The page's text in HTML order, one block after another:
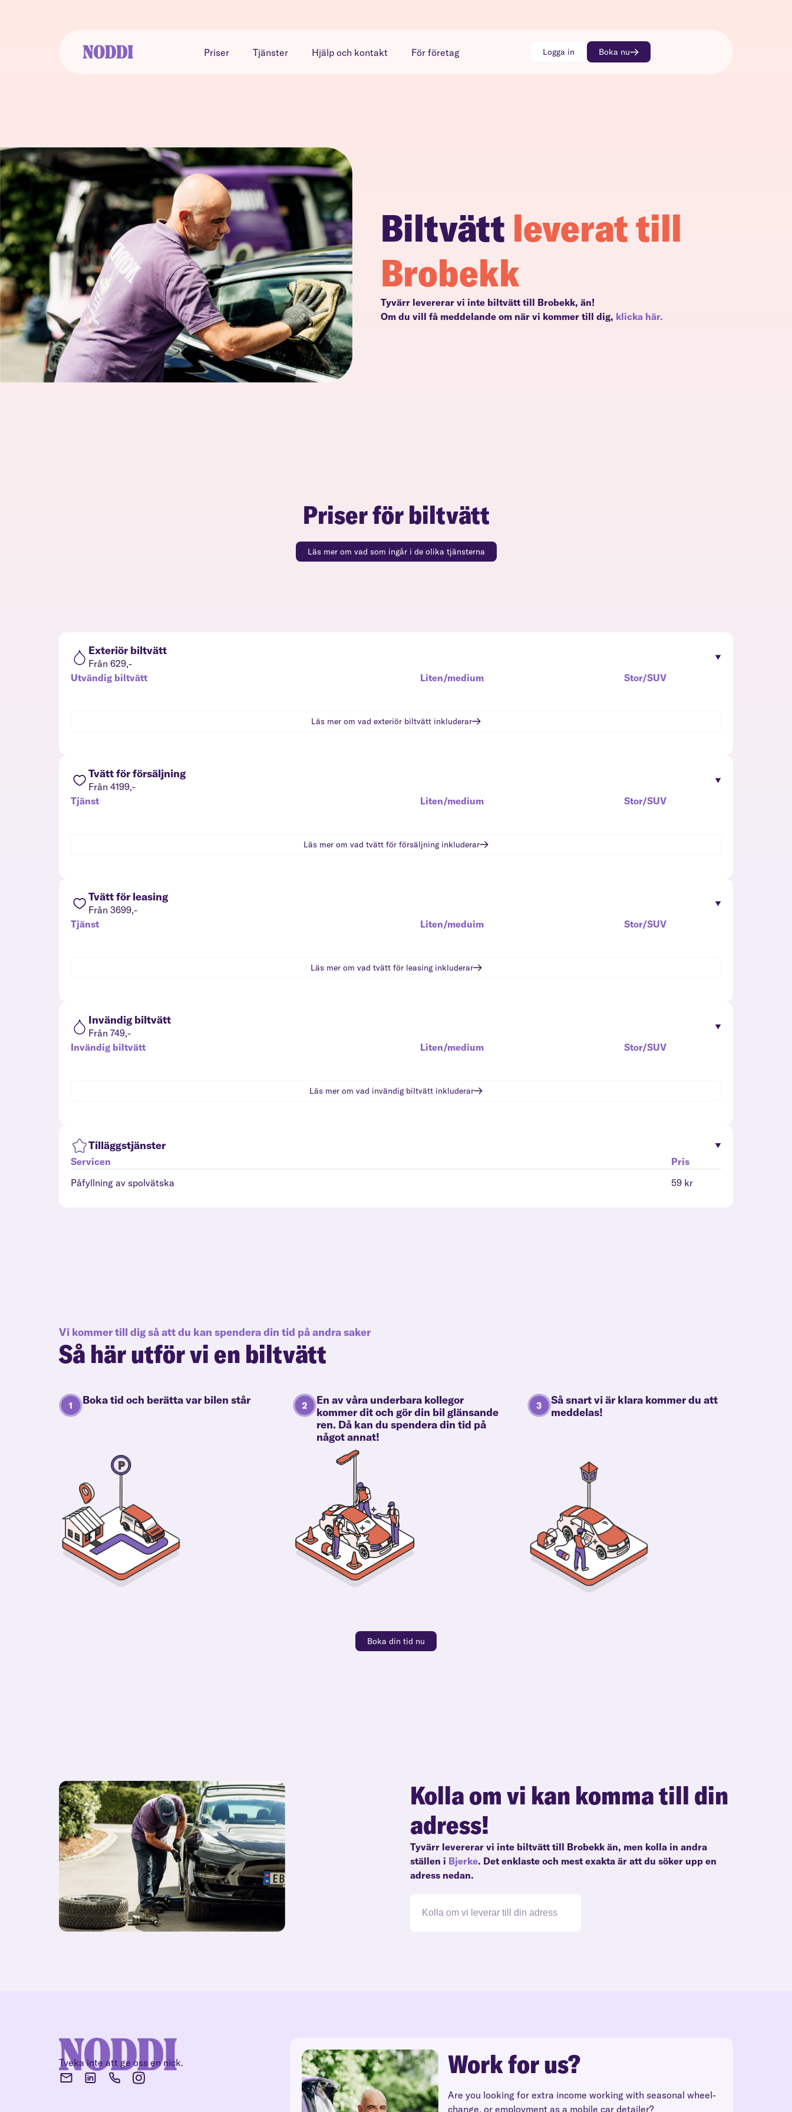
Priser Tjänster Hjälp och kontakt För företag Logga in Boka nu
Biltvätt leverat till
Brobekk
Tyvärr levererar vi inte biltvätt till Brobekk, än!
Om du vill få meddelande om när vi kommer till dig, klicka här.
Priser för biltvätt
Läs mer om vad som ingår i de olika tjänsterna
Exteriör biltvätt
Från 629,-
Utvändig biltvätt
Liten/medium Stor/SUV
Läs mer om vad exteriör biltvätt inkluderar
Tvätt för försäljning
Från 4199,-
Tjänst
Liten/medium Stor/SUV
Läs mer om vad tvätt för försäljninginkluderar
Tvätt för leasing
Från 3699,-
Tjänst
Liten/meduim Stor/SUV
Läs mer om vad tvätt för leasinginkluderar
Invändig biltvätt
Från 749,-
Invändig biltvätt
Liten/medium Stor/SUV
Läs mer om vad invändig biltvätt inkluderar
Tilläggstjänster
Servicen
Pris
Påfyllning av spolvätska
59 kr
Vi kommer till dig så att du kan spendera din tid på andra saker
Så här utför vi en biltvätt
Boka tid och berätta var bilen står
En av våra underbara kollegor
kommer dit och gör din bil glänsande
ren. Då kan du spendera din tid på
något annat!
Så snart vi är klara kommer du att
meddelas!
Boka din tid nu
Kolla om vi kan komma till din
adress!
Tyvärr levererar vi inte biltvätt till Brobekk än, men kolla in andra
ställen i Bjerke. Det enklaste och mest exakta är att du söker upp en
adress nedan.
Tveka inte att ge oss en nick. Work for us?
Are you looking for extra income working with seasonal wheel-
change, or employment as a mobile car detailer?